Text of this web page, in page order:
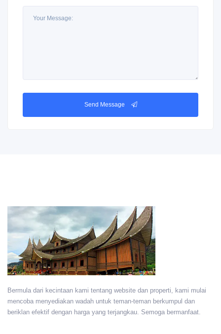
Send Message
Bermula dari kecintaan kami tentang website dan properti, kami mulai
mencoba menyediakan wadah untuk teman-teman berkumpul dan
beriklan efektif dengan harga yang terjangkau. Semoga bermanfaat.